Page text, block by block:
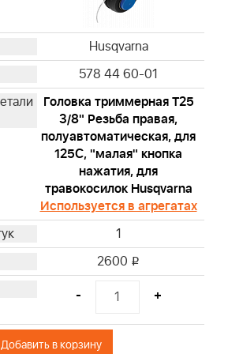
Husqvarna
578 44 60-01
Головка триммерная T25
3/8" Резьба правая,
полуавтоматическая, для
125С, "малая" кнопка
нажатия, для
травокосилок Husqvarna
Используется в агрегатах
1
2600 i
- +
Добавить в корзину